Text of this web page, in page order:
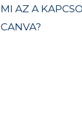
MI AZ A
CANVA?